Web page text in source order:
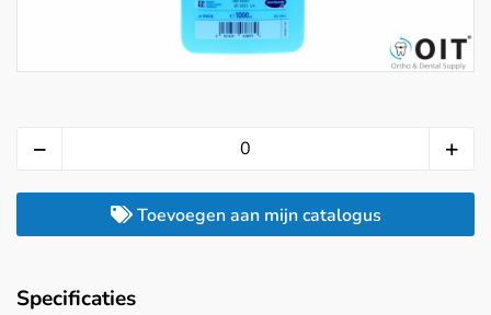
Toevoegen aan mijn catalogus
Specificaties